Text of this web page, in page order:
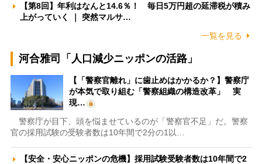
【第8回】年利はなんと14.6％！ 毎日5万円超の延滞税が積み
上がっていく ｜ 突然マルサ…
一覧を見る
河合雅司「人口減少ニッポンの活路」
【「警察官離れ」に歯止めはかかるか？】警察庁
が本気で取り組む「警察組織の構造改革」 実
現…
警察庁が目下、頭を悩ませているのが「警察官不足」だ。警察
官の採用試験の受験者数は10年間で2分の1以…
【安全・安心ニッポンの危機】採用試験受験者数は10年間で2